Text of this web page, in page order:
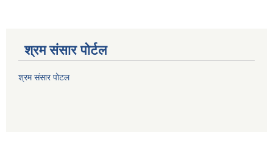
श्रम संसार पोर्टल
श्रम संसार पोटल